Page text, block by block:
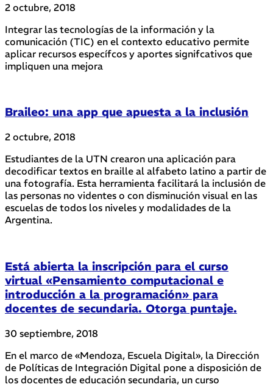
2 octubre, 2018
Integrar las tecnologías de la información y la
comunicación (TIC) en el contexto educativo permite
aplicar recursos específcos y aportes signifcativos que
impliquen una mejora
Braileo: una app que apuesta a la inclusión
2 octubre, 2018
Estudiantes de la UTN crearon una aplicación para
decodificar textos en braille al alfabeto latino a partir de
una fotografía. Esta herramienta facilitará la inclusión de
las personas no videntes o con disminución visual en las
escuelas de todos los niveles y modalidades de la
Argentina.
Está abierta la inscripción para el curso
virtual «Pensamiento computacional e
introducción a la programación» para
docentes de secundaria. Otorga puntaje.
30 septiembre, 2018
En el marco de «Mendoza, Escuela Digital», la Dirección
de Políticas de Integración Digital pone a disposición de
los docentes de educación secundaria, un curso